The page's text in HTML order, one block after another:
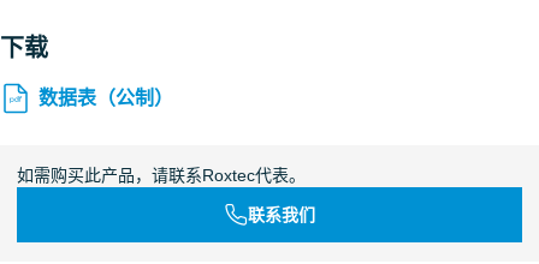
下载
数据表（公制）
如需购买此产品，请联系Roxtec代表。
联系我们